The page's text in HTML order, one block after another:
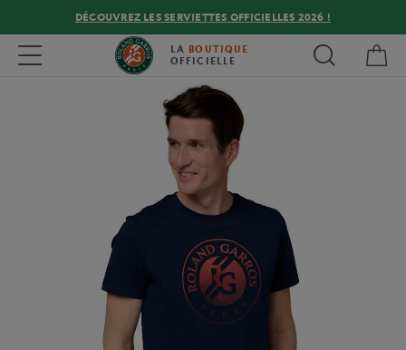
DÉCOUVREZ LES SERVIETTES OFFICIELLES 2026 !
Toggle navigation LA BOUTIQUE
OFFICIELLE